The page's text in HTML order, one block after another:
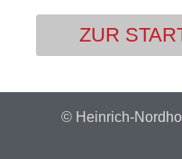
ZUR
© Heinrich-